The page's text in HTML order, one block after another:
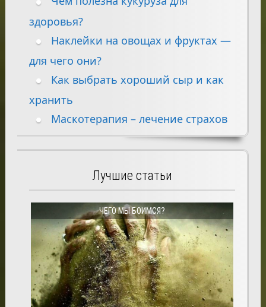
здоровья?
Наклейки на овощах и фруктах —
для чего они?
Как выбрать хороший сыр и как
хранить
Маскотерапия – лечение страхов
Лучшие статьи
ЧЕГО МЫ БОИМСЯ?